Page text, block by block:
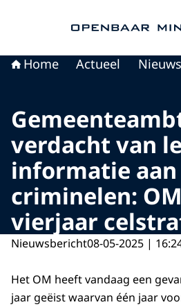
Home Actueel Nieuws
verdacht van
informatie aan
criminelen:
vierjaar
Nieuwsbericht08-05-2025 |
Het OM heeft vandaag een
jaar geëist waarvan één jaar